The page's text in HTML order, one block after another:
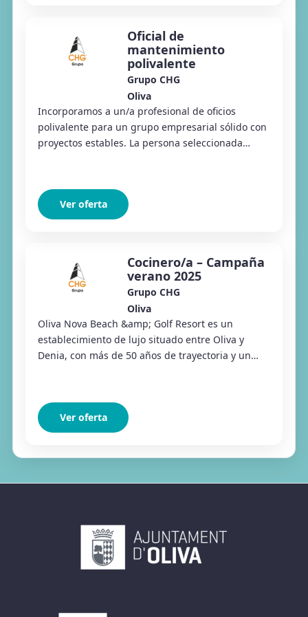
Oficial de
mantenimiento
polivalente
Grupo CHG
Oliva
Incorporamos a un/a profesional de oficios
polivalente para un grupo empresarial sólido con
proyectos estables. La persona seleccionada
Ver oferta
Cocinero/a – Campaña
verano 2025
Grupo CHG
Oliva
Oliva Nova Beach &amp; Golf Resort es un
establecimiento de lujo situado entre Oliva y
Denia, con más de 50 años de trayectoria y un
Ver oferta